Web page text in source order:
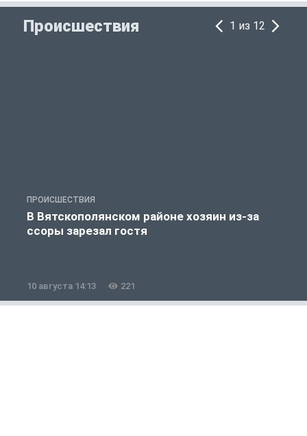
Происшествия 1 из 12
ПРОИСШЕСТВИЯ
В Вятскополянском районе хозяин из-за
ссоры зарезал гостя
10 августа 14:13 221